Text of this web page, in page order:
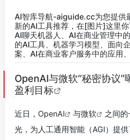
AI智库导航-aiguide.cc为您提供
新的AI工具推荐，在[图片]这里
AI聊天机器人、AI在商业管理中
的AI工具、机器学习模型、面向
案、AI在商业客户服务中的应用
OpenAI与微软“秘密协议”
盈利目标
近日， OpenAI 与微软
之间的
光，为人工通用智能（AGI）提